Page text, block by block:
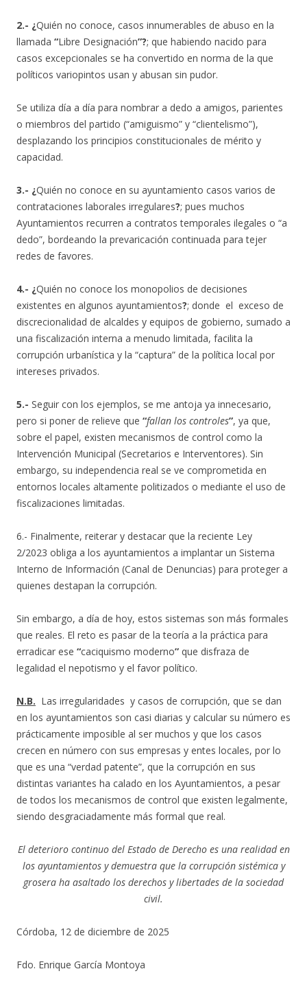
2.- ¿Quién no conoce, casos innumerables de abuso en la
llamada “Libre Designación”?; que habiendo nacido para
casos excepcionales se ha convertido en norma de la que
políticos variopintos usan y abusan sin pudor.
Se utiliza día a día para nombrar a dedo a amigos, parientes
o miembros del partido (“amiguismo” y “clientelismo”),
desplazando los principios constitucionales de mérito y
capacidad.
3.- ¿Quién no conoce en su ayuntamiento casos varios de
contrataciones laborales irregulares?; pues muchos
Ayuntamientos recurren a contratos temporales ilegales o “a
dedo”, bordeando la prevaricación continuada para tejer
redes de favores.
4.- ¿Quién no conoce los monopolios de decisiones
existentes en algunos ayuntamientos?; donde el exceso de
discrecionalidad de alcaldes y equipos de gobierno, sumado a
una fiscalización interna a menudo limitada, facilita la
corrupción urbanística y la “captura” de la política local por
intereses privados.
5.- Seguir con los ejemplos, se me antoja ya innecesario,
pero si poner de relieve que “fallan los controles”, ya que,
sobre el papel, existen mecanismos de control como la
Intervención Municipal (Secretarios e Interventores). Sin
embargo, su independencia real se ve comprometida en
entornos locales altamente politizados o mediante el uso de
fiscalizaciones limitadas.
6.- Finalmente, reiterar y destacar que la reciente Ley
2/2023 obliga a los ayuntamientos a implantar un Sistema
Interno de Información (Canal de Denuncias) para proteger a
quienes destapan la corrupción.
Sin embargo, a día de hoy, estos sistemas son más formales
que reales. El reto es pasar de la teoría a la práctica para
erradicar ese “caciquismo moderno” que disfraza de
legalidad el nepotismo y el favor político.
N.B. Las irregularidades y casos de corrupción, que se dan
en los ayuntamientos son casi diarias y calcular su número es
prácticamente imposible al ser muchos y que los casos
crecen en número con sus empresas y entes locales, por lo
que es una “verdad patente”, que la corrupción en sus
distintas variantes ha calado en los Ayuntamientos, a pesar
de todos los mecanismos de control que existen legalmente,
siendo desgraciadamente más formal que real.
El deterioro continuo del Estado de Derecho es una realidad en
los ayuntamientos y demuestra que la corrupción sistémica y
grosera ha asaltado los derechos y libertades de la sociedad
civil.
Córdoba, 12 de diciembre de 2025
Fdo. Enrique García Montoya